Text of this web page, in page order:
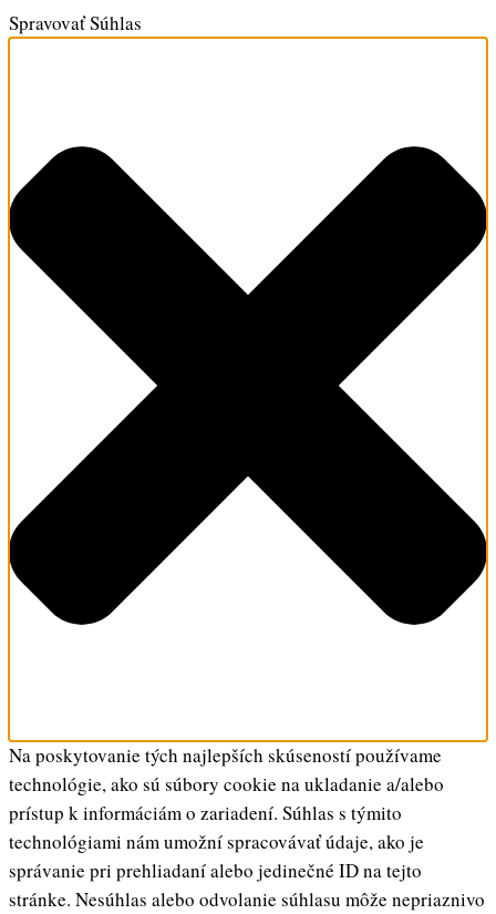
Spravovať Súhlas
Na poskytovanie tých najlepších skúseností používame
technológie, ako sú súbory cookie na ukladanie a/alebo
prístup k informáciám o zariadení. Súhlas s týmito
technológiami nám umožní spracovávať údaje, ako je
správanie pri prehliadaní alebo jedinečné ID na tejto
stránke. Nesúhlas alebo odvolanie súhlasu môže nepriaznivo